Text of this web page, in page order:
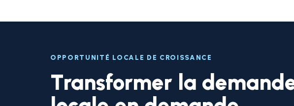
OPPORTUNITÉ LOCALE DE CROISSANCE
Transformer la